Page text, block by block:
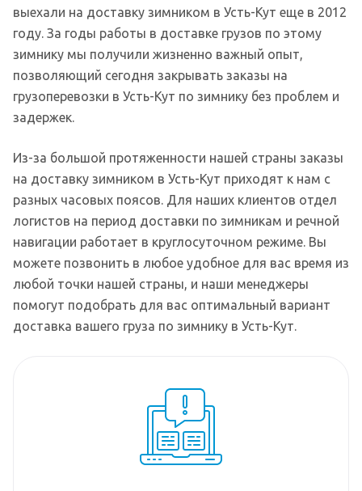
выехали на доставку зимником в Усть-Кут еще в 2012
году. За годы работы в доставке грузов по этому
зимнику мы получили жизненно важный опыт,
позволяющий сегодня закрывать заказы на
грузоперевозки в Усть-Кут по зимнику без проблем и
задержек.
Из-за большой протяженности нашей страны заказы
на доставку зимником в Усть-Кут приходят к нам с
разных часовых поясов. Для наших клиентов отдел
логистов на период доставки по зимникам и речной
навигации работает в круглосуточном режиме. Вы
можете позвонить в любое удобное для вас время из
любой точки нашей страны, и наши менеджеры
помогут подобрать для вас оптимальный вариант
доставка вашего груза по зимнику в Усть-Кут.